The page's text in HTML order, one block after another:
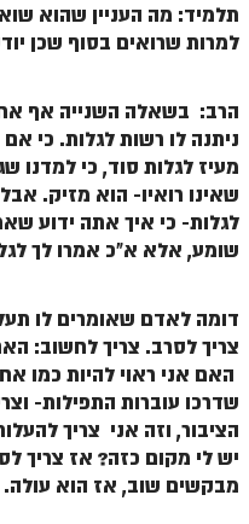
תלמיד: מה העניין שהוא
למרות שרואים בסוף שכן
הרב: בשאלה השנייה אף
ניתנה לו רשות לגלות. כי
מעיז לגלות סוד, כי למדנו
שאינו רואיו- הוא מזיק.
לגלות- כי איך אתה ידוע
שומע, אלא א"כ אמרו לך
דומה לאדם שאומרים לו
צריך לסרב. צריך לחשוב:
האם אני ראוי להיות כמו
שדרכו עוברות התפילות-
הציבור, וזה אני צריך
יש לי מקום כזה? אז צריך
מבקשים שוב, אז הוא עולה.